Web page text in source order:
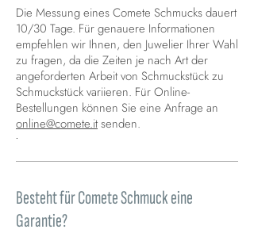
Die Messung eines Comete Schmucks dauert
10/30 Tage. Für genauere Informationen
empfehlen wir Ihnen, den Juwelier Ihrer Wahl
zu fragen, da die Zeiten je nach Art der
angeforderten Arbeit von Schmuckstück zu
Schmuckstück variieren. Für Online-
Bestellungen können Sie eine Anfrage an
online@comete.itsenden.
Besteht für Comete Schmuck eine
Garantie?